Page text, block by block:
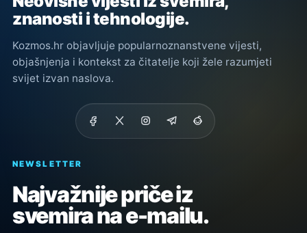
znanosti i tehnologije.
Kozmos.hr objavljuje popularnoznanstvene vijesti,
objašnjenja i kontekst za čitatelje koji žele razumjeti
svijet izvan naslova.
NEWSLETTER
Najvažnije priče iz
svemira na e-mailu.